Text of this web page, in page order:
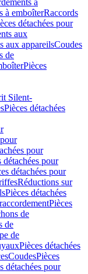
à
à emboîterRaccords
détachées pour
aux
aux appareilsCoudes
de
Pièces
Silent-
Pièces détachées
pour
détachées pour
détachées pour
Réductions sur
Pièces détachées
Pièces
de
de
de
Pièces détachées
CoudesPièces
détachées pour